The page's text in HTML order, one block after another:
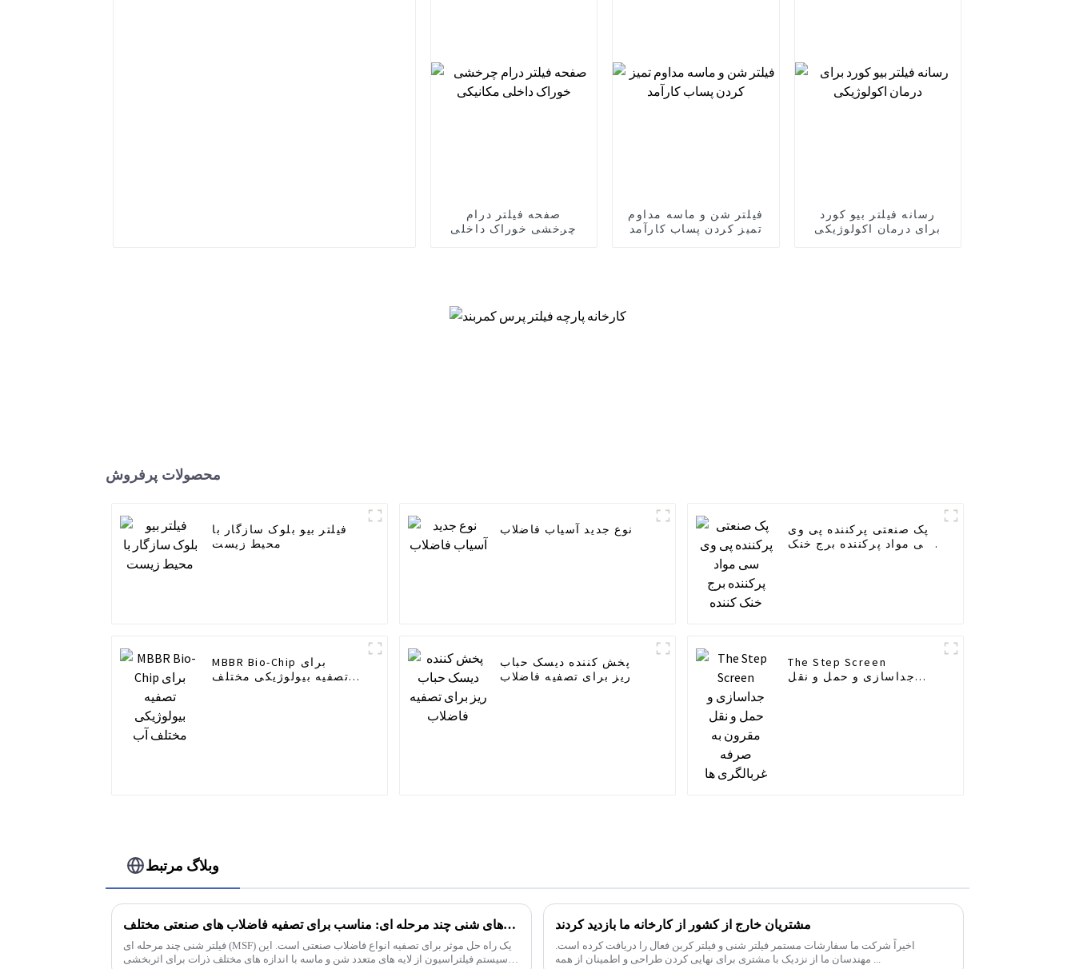
صفحه فیلتر درام
چرخشی خوراک داخلی
فیلتر شن و ماسه مداوم
تمیز کردن پساب کارآمد
رسانه فیلتر بیو کورد
برای درمان اکولوژیکی
محصولات پرفروش
فیلتر بیو بلوک سازگار با
محیط زیست
نوع جدید آسیاب فاضلاب
پک صنعتی پرکننده پی وی
سی مواد پرکننده برج خنک
MBBR Bio-Chip برای
تصفیه بیولوژیکی مختلف
پخش کننده دیسک حباب
ریز برای تصفیه فاضلاب
The Step Screen
جداسازی و حمل و نقل
وبلاگ مرتبط
فیلترهای شنی چند مرحله ای: مناسب برای تصفیه فاضلاب های صنعتی مختلف
فیلتر شنی چند مرحله ای (MSF) یک راه حل موثر برای تصفیه انواع فاضلاب صنعتی است. این
سیستم فیلتراسیون از لایه های متعدد شن و ماسه با اندازه های مختلف ذرات برای اثربخشی
مشتریان خارج از کشور از کارخانه ما بازدید کردند
اخیراً شرکت ما سفارشات مستمر فیلتر شنی و فیلتر کربن فعال را دریافت کرده است.